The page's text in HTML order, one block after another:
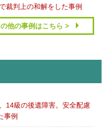
裁判上の和解をした事例
他の事例はこちら >
14級の後遺障害。安全配慮
事例